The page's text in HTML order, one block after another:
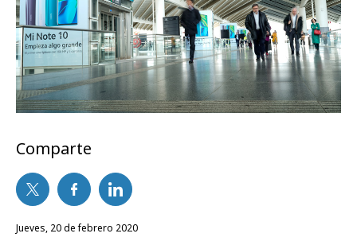
Comparte
jueves, 20 de febrero 2020